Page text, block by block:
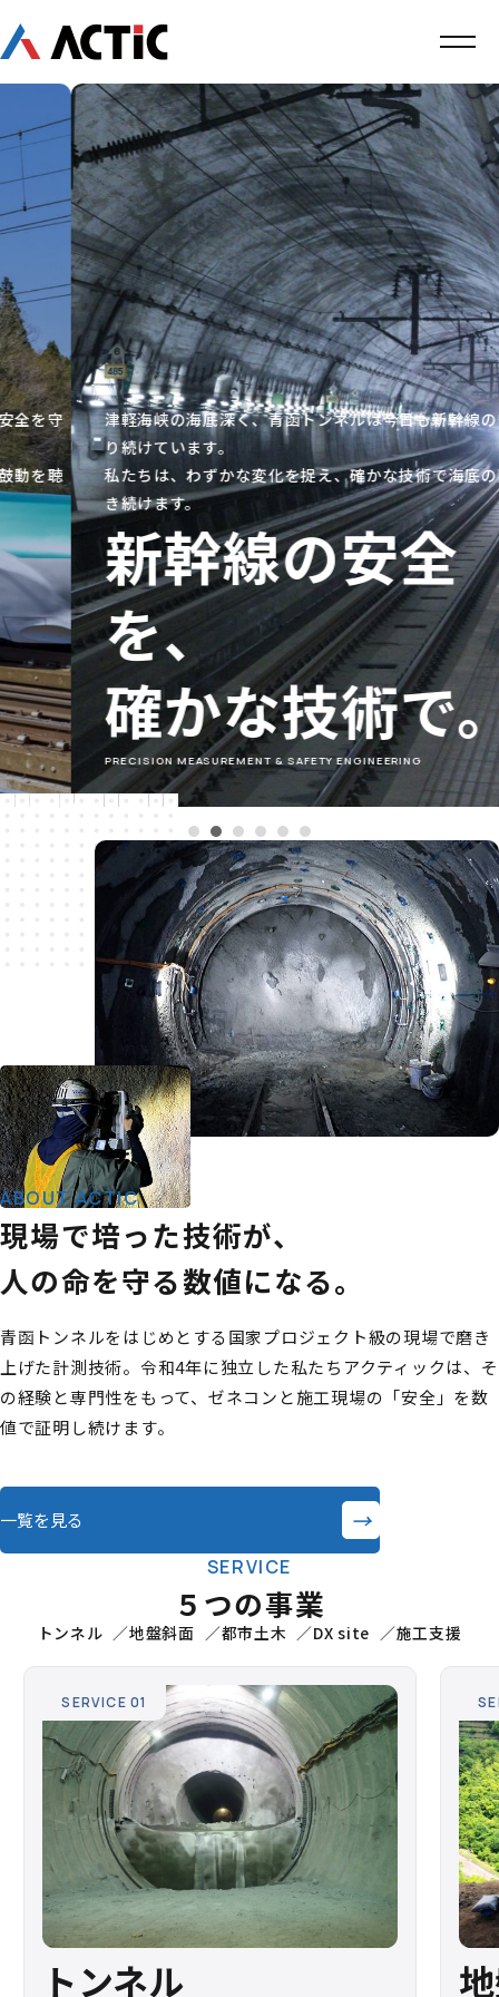
津軽海峡の海底深く、青函トンネルは今日も新幹線の安全を守
り続けています。
私たちは、わずかな変化を捉え、確かな技術で海底の鼓動を聴
き続けます。
新幹線の安全
を、
確かな技術で。
PRECISION MEASUREMENT & SAFETY ENGINEERING
ABOUT ACTIC
現場で培った技術が、
人の命を守る数値になる。
青函トンネルをはじめとする国家プロジェクト級の現場で磨き
上げた計測技術。令和4年に独立した私たちアクティックは、そ
の経験と専門性をもって、ゼネコンと施工現場の「安全」を数
値で証明し続けます。
一覧を見る →
SERVICE
５つの事業
トンネル 地盤斜面 都市土木 DX site 施工支援
SERVICE 01
トンネル